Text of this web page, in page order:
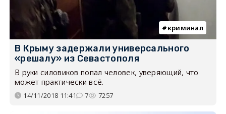
криминал
В Крыму задержали универсального
«решалу» из Севастополя
В руки силовиков попал человек, уверяющий, что
может практически всё.
14/11/2018 11:41 7 7257